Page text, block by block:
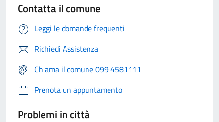
Contatta il comune
Leggi le domande frequenti
Richiedi Assistenza
Chiama il comune 099 4581111
Prenota un appuntamento
Problemi in città